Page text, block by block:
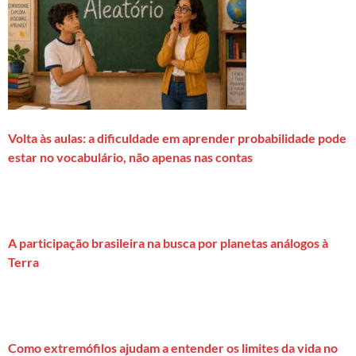
Volta às aulas: a dificuldade em aprender probabilidade pode
estar no vocabulário, não apenas nas contas
A participação brasileira na busca por planetas análogos à
Terra
Como extremófilos ajudam a entender os limites da vida no